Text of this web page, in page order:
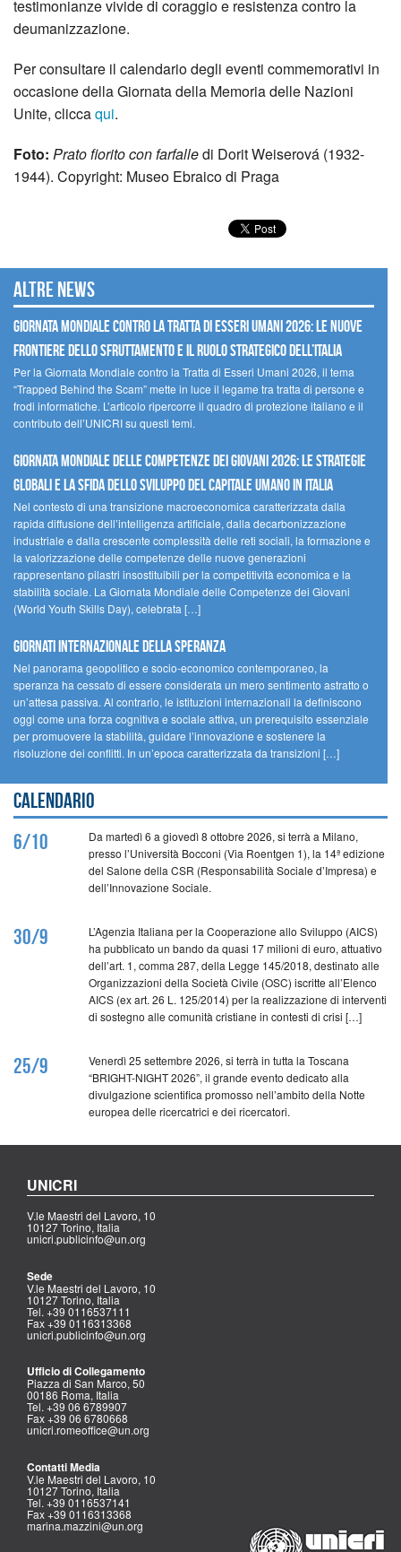
testimonianze vivide di coraggio e resistenza contro la
deumanizzazione.
Per consultare il calendario degli eventi commemorativi in
occasione della Giornata della Memoria delle Nazioni
Unite, cliccaqui.
Foto: Prato fiorito con farfalledi Dorit Weiserová (1932-
1944). Copyright: Museo Ebraico di Praga
Altre news
GIORNATA MONDIALE CONTRO LA TRATTA DI ESSERI UMANI 2026: LE NUOVE
FRONTIERE DELLO SFRUTTAMENTO E IL RUOLO STRATEGICO DELL’ITALIA
Per la Giornata Mondiale contro la Tratta di Esseri Umani 2026, il tema
“Trapped Behind the Scam” mette in luce il legame tra tratta di persone e
frodi informatiche. L’articolo ripercorre il quadro di protezione italiano e il
contributo dell’UNICRI su questi temi.
GIORNATA MONDIALE DELLE COMPETENZE DEI GIOVANI 2026: LE STRATEGIE
GLOBALI E LA SFIDA DELLO SVILUPPO DEL CAPITALE UMANO IN ITALIA
Nel contesto di una transizione macroeconomica caratterizzata dalla
rapida diffusione dell’intelligenza artificiale, dalla decarbonizzazione
industriale e dalla crescente complessità delle reti sociali, la formazione e
la valorizzazione delle competenze delle nuove generazioni
rappresentano pilastri insostituibili per la competitività economica e la
stabilità sociale. La Giornata Mondiale delle Competenze dei Giovani
(World Youth Skills Day), celebrata […]
GIORNATI INTERNAZIONALE DELLA SPERANZA
Nel panorama geopolitico e socio-economico contemporaneo, la
speranza ha cessato di essere considerata un mero sentimento astratto o
un’attesa passiva. Al contrario, le istituzioni internazionali la definiscono
oggi come una forza cognitiva e sociale attiva, un prerequisito essenziale
per promuovere la stabilità, guidare l’innovazione e sostenere la
risoluzione dei conflitti. In un’epoca caratterizzata da transizioni […]
Calendario
6/10
Da martedì 6 a giovedì 8 ottobre 2026, si terrà a Milano,
presso l’Università Bocconi (Via Roentgen 1), la 14ª edizione
del Salone della CSR (Responsabilità Sociale d’Impresa) e
dell’Innovazione Sociale.
30/9
L’Agenzia Italiana per la Cooperazione allo Sviluppo (AICS)
ha pubblicato un bando da quasi 17 milioni di euro, attuativo
dell’art. 1, comma 287, della Legge 145/2018, destinato alle
Organizzazioni della Società Civile (OSC) iscritte all’Elenco
AICS (ex art. 26 L. 125/2014) per la realizzazione di interventi
di sostegno alle comunità cristiane in contesti di crisi […]
25/9
Venerdì 25 settembre 2026, si terrà in tutta la Toscana
“BRIGHT-NIGHT 2026”, il grande evento dedicato alla
divulgazione scientifica promosso nell’ambito della Notte
europea delle ricercatrici e dei ricercatori.
UNICRI
V.le Maestri del Lavoro, 10
10127 Torino, Italia
unicri.publicinfo@un.org
Sede
V.le Maestri del Lavoro, 10
10127 Torino, Italia
Tel. +39 0116537111
Fax +39 0116313368
unicri.publicinfo@un.org
Ufficio di Collegamento
Piazza di San Marco, 50
00186 Roma, Italia
Tel. +39 06 6789907
Fax +39 06 6780668
unicri.romeoffice@un.org
Contatti Media
V.le Maestri del Lavoro, 10
10127 Torino, Italia
Tel. +39 0116537141
Fax +39 0116313368
marina.mazzini@un.org